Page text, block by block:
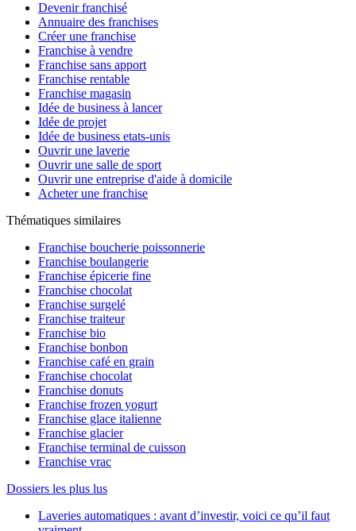
Devenir franchisé
Annuaire des franchises
Créer une franchise
Franchise à vendre
Franchise sans apport
Franchise rentable
Franchise magasin
Idée de business à lancer
Idée de projet
Idée de business etats-unis
Ouvrir une laverie
Ouvrir une salle de sport
Ouvrir une entreprise d'aide à domicile
Acheter une franchise
Thématiques similaires
Franchise boucherie poissonnerie
Franchise boulangerie
Franchise épicerie fine
Franchise chocolat
Franchise surgelé
Franchise traiteur
Franchise bio
Franchise bonbon
Franchise café en grain
Franchise chocolat
Franchise donuts
Franchise frozen yogurt
Franchise glace italienne
Franchise glacier
Franchise terminal de cuisson
Franchise vrac
Dossiers les plus lus
Laveries automatiques : avant d’investir, voici ce qu’il faut